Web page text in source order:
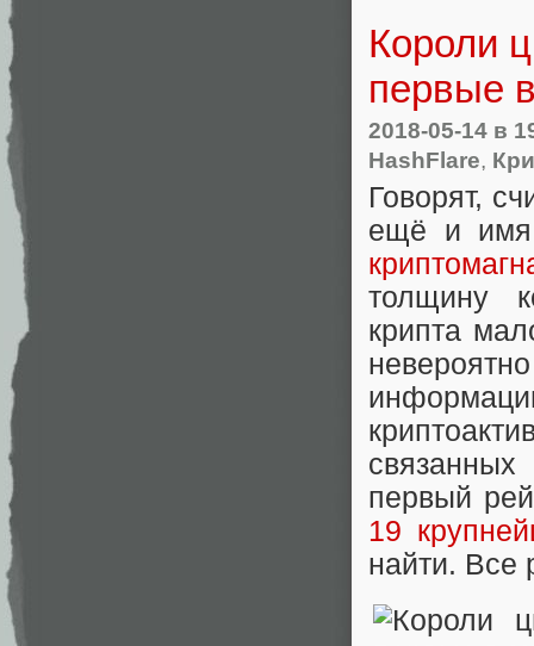
Короли
первые
2018-05-14 в
HashFlare,
Говорят,
ещё и имя
толщину
крипта
связанных
первый
19
найти. Все